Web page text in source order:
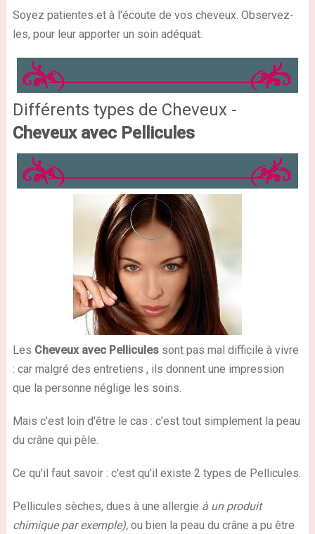
Soyez patientes et à l'écoute de vos cheveux. Observez-
les, pour leur apporter un soin adéquat.
Différents types de Cheveux -
Cheveux avec Pellicules
Les Cheveux avec Pelliculessont pas mal difficile à vivre
: car malgré des entretiens , ils donnent une impression
que la personne néglige les soins.
Mais c'est loin d'être le cas : c'est tout simplement la peau
du crâne qui pèle.
Ce qu'il faut savoir : c'est qu'il existe 2 types de Pellicules.
Pellicules sèches, dues à une allergie à un produit
chimique par exemple), ou bien la peau du crâne a pu être